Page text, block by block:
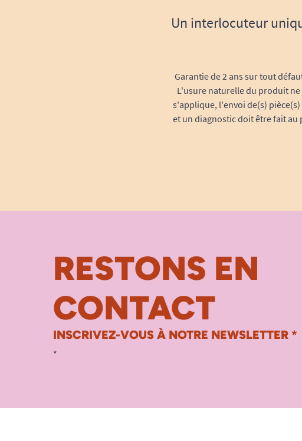
Un interlocuteur
Garantie de 2 ans sur tout
L'usure naturelle du produit ne
s'applique, l'envoi de(s)
et un diagnostic doit être fait
RESTONS EN
CONTACT
INSCRIVEZ-VOUS À NOTRE NEWSLETTER *
*